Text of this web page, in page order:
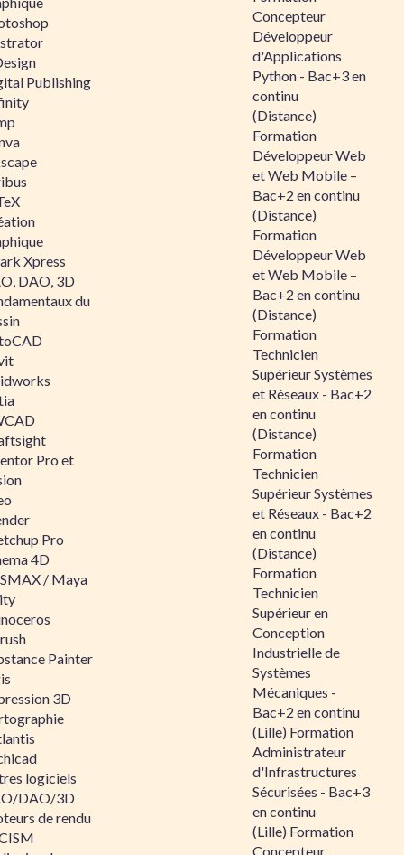
Publishing
Xpress
DAO, 3D
du
Pro et
Pro
4D
/ Maya
Painter
3D
logiciels
DAO/3D
de rendu
Concepteur
Développeur
d'Applications
Python - Bac+3 en
continu
(Distance)
Formation
Développeur Web
et Web Mobile –
Bac+2 en continu
(Distance)
Formation
Développeur Web
et Web Mobile –
Bac+2 en continu
(Distance)
Formation
Technicien
Supérieur Systèmes
et Réseaux - Bac+2
en continu
(Distance)
Formation
Technicien
Supérieur Systèmes
et Réseaux - Bac+2
en continu
(Distance)
Formation
Technicien
Supérieur en
Conception
Industrielle de
Systèmes
Mécaniques -
Bac+2 en continu
(Lille) Formation
Administrateur
d'Infrastructures
Sécurisées - Bac+3
en continu
(Lille) Formation
Concepteur